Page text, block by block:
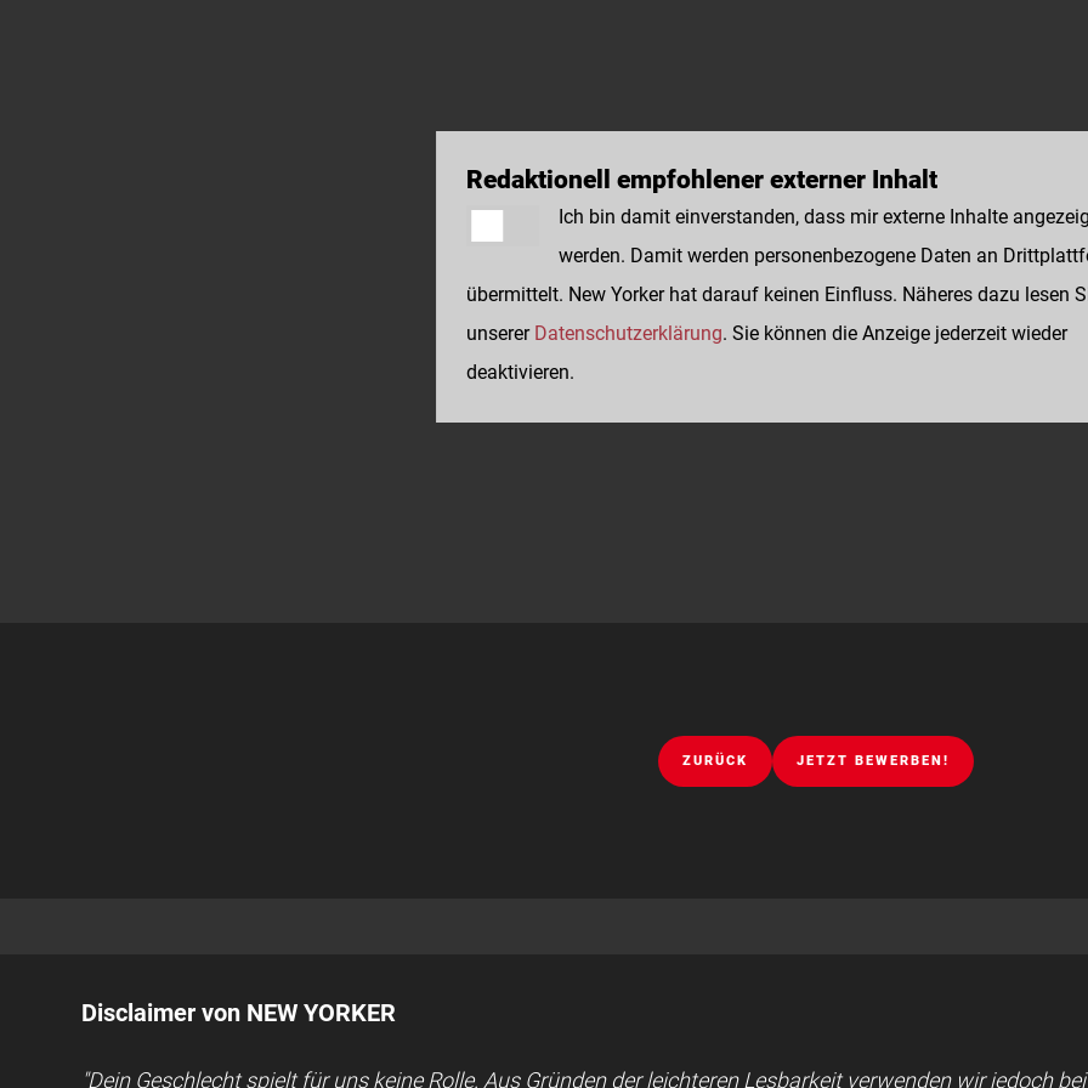
Redaktionell empfohlener externer Inhalt
Ich bin damit einverstanden, dass mir externe Inhalte
werden. Damit werden personenbezogene Daten an
übermittelt. New Yorker hat darauf keinen Einfluss. Näheres dazu lesen
unserer Datenschutzerklärung. Sie können die Anzeige jederzeit wieder
deaktivieren.
ZURÜCK JETZT BEWERBEN!
Disclaimer von NEW YORKER
"Dein Geschlecht spielt für uns keine Rolle. Aus Gründen der leichteren Lesbarkeit verwenden wir jedoch